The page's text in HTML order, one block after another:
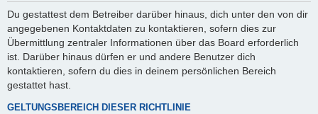
Du gestattest dem Betreiber darüber hinaus, dich unter den von dir
angegebenen Kontaktdaten zu kontaktieren, sofern dies zur
Übermittlung zentraler Informationen über das Board erforderlich
ist. Darüber hinaus dürfen er und andere Benutzer dich
kontaktieren, sofern du dies in deinem persönlichen Bereich
gestattet hast.
GELTUNGSBEREICH DIESER RICHTLINIE